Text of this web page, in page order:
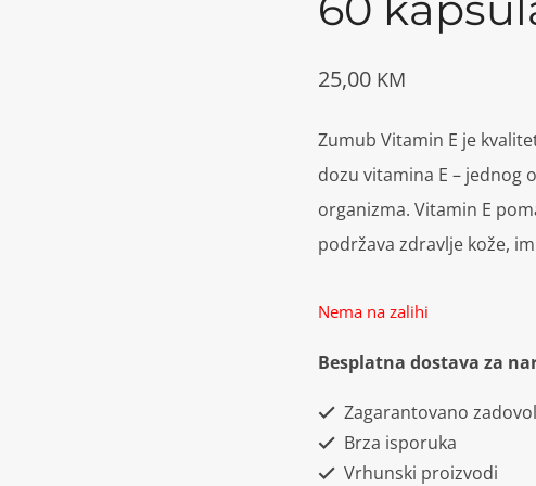
25,00 KM
Zumub Vitamin E je
dozu vitamina E – jednog
organizma. Vitamin E
podržava zdravlje kože,
Nema na zalihi
Besplatna dostava za
Zagarantovano
Brza isporuka
Vrhunski proizvodi